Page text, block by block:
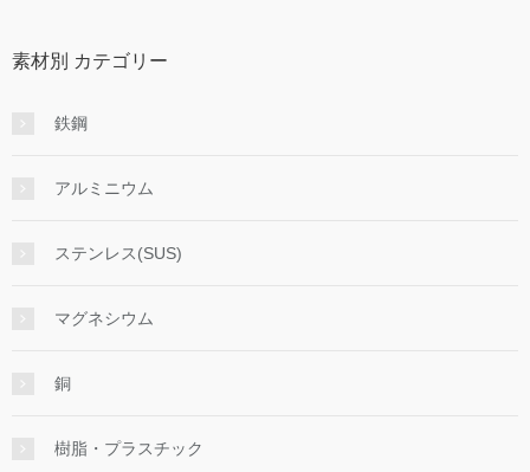
素材別 カテゴリー
鉄鋼
アルミニウム
ステンレス(SUS)
マグネシウム
銅
樹脂・プラスチック